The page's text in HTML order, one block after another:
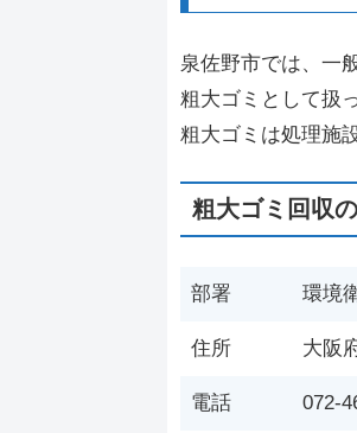
泉佐野市では、一
粗大ゴミとして扱
粗大ゴミは処理施
粗大ゴミ回収
部署 環境
住所 大阪
電話 072-